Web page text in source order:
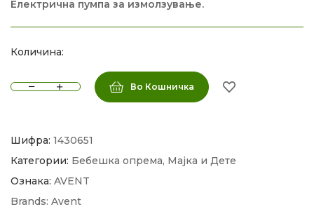
Електрична пумпа за измолзување.
Количина:
Во Кошничка
Шифра: 1430651
Категории: Бебешка опрема, Мајка и Дете
Ознака: AVENT
Brands: Avent